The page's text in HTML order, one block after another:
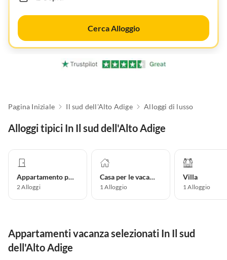
Cerca Alloggio
Pagina Iniziale Il sud dell'Alto Adige Alloggi di lusso
Alloggi tipici In Il sud dell'Alto Adige
Appartamento per vacanze
2Alloggi
Casa per le vacanze
1Alloggio
Villa
1Alloggio
Appartamenti vacanza selezionati In Il sud
dell'Alto Adige